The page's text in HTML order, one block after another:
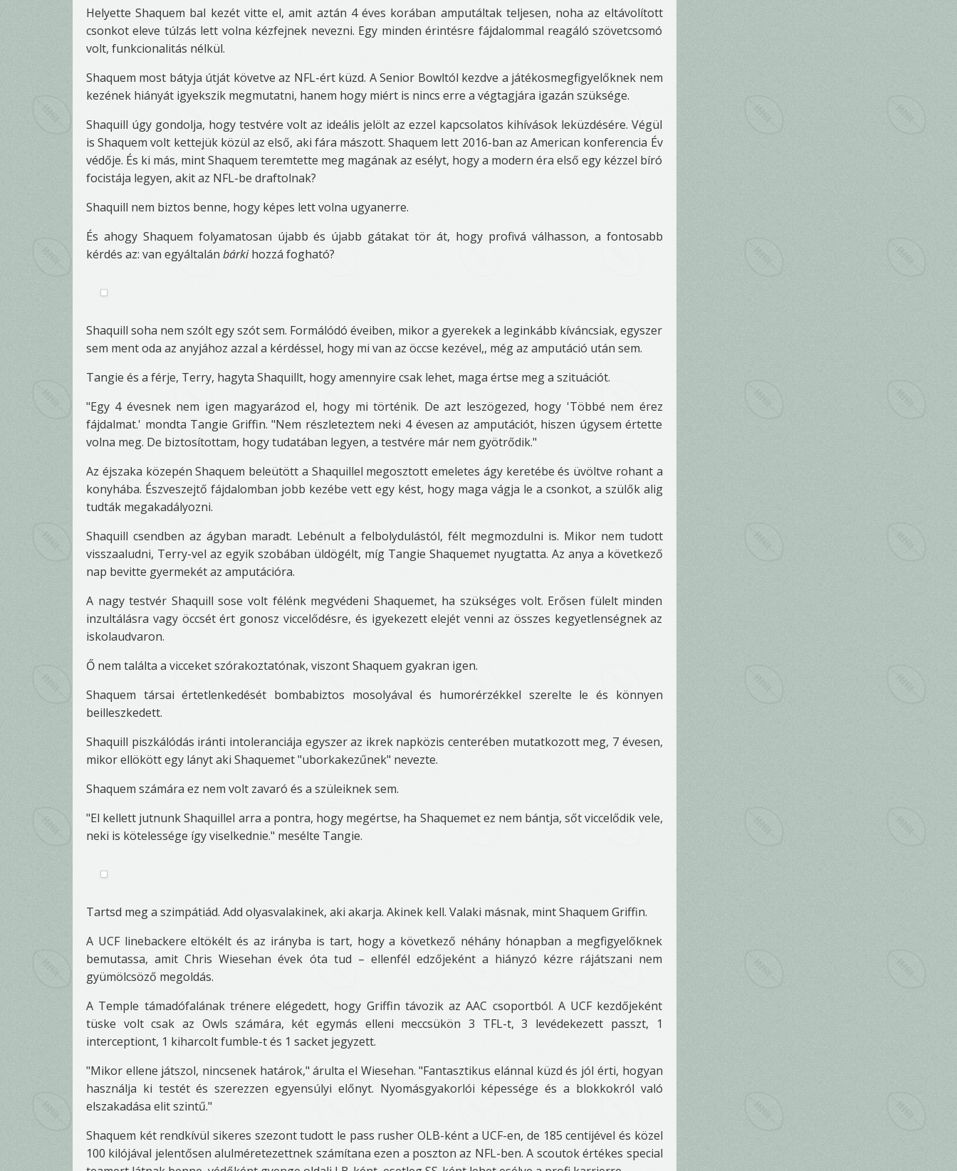
Helyette Shaquem bal kezét vitte el, amit aztán 4 éves korában amputáltak teljesen, noha az eltávolított
csonkot eleve túlzás lett volna kézfejnek nevezni. Egy minden érintésre fájdalommal reagáló szövetcsomó
volt, funkcionalitás nélkül.
Shaquem most bátyja útját követve az NFL-ért küzd. A Senior Bowltól kezdve a játékosmegfigyelőknek nem
kezének hiányát igyekszik megmutatni, hanem hogy miért is nincs erre a végtagjára igazán szüksége.
Shaquill úgy gondolja, hogy testvére volt az ideális jelölt az ezzel kapcsolatos kihívások leküzdésére. Végül
is Shaquem volt kettejük közül az első, aki fára mászott. Shaquem lett 2016-ban az American konferencia Év
védője. És ki más, mint Shaquem teremtette meg magának az esélyt, hogy a modern éra első egy kézzel bíró
focistája legyen, akit az NFL-be draftolnak?
Shaquill nem biztos benne, hogy képes lett volna ugyanerre.
És ahogy Shaquem folyamatosan újabb és újabb gátakat tör át, hogy profivá válhasson, a fontosabb
kérdés az: van egyáltalán bárkihozzá fogható?
Shaquill soha nem szólt egy szót sem. Formálódó éveiben, mikor a gyerekek a leginkább kíváncsiak, egyszer
sem ment oda az anyjához azzal a kérdéssel, hogy mi van az öccse kezével,, még az amputáció után sem.
Tangie és a férje, Terry, hagyta Shaquillt, hogy amennyire csak lehet, maga értse meg a szituációt.
"Egy 4 évesnek nem igen magyarázod el, hogy mi történik. De azt leszögezed, hogy 'Többé nem érez
fájdalmat.' mondta Tangie Griffin. "Nem részleteztem neki 4 évesen az amputációt, hiszen úgysem értette
volna meg. De biztosítottam, hogy tudatában legyen, a testvére már nem gyötrődik."
Az éjszaka közepén Shaquem beleütött a Shaquillel megosztott emeletes ágy keretébe és üvöltve rohant a
konyhába. Észveszejtő fájdalomban jobb kezébe vett egy kést, hogy maga vágja le a csonkot, a szülők alig
tudták megakadályozni.
Shaquill csendben az ágyban maradt. Lebénult a felbolydulástól, félt megmozdulni is. Mikor nem tudott
visszaaludni, Terry-vel az egyik szobában üldögélt, míg Tangie Shaquemet nyugtatta. Az anya a következő
nap bevitte gyermekét az amputációra.
A nagy testvér Shaquill sose volt félénk megvédeni Shaquemet, ha szükséges volt. Erősen fülelt minden
inzultálásra vagy öccsét ért gonosz viccelődésre, és igyekezett elejét venni az összes kegyetlenségnek az
iskolaudvaron.
Ő nem találta a vicceket szórakoztatónak, viszont Shaquem gyakran igen.
Shaquem társai értetlenkedését bombabiztos mosolyával és humorérzékkel szerelte le és könnyen
beilleszkedett.
Shaquill piszkálódás iránti intoleranciája egyszer az ikrek napközis centerében mutatkozott meg, 7 évesen,
mikor ellökött egy lányt aki Shaquemet "uborkakezűnek" nevezte.
Shaquem számára ez nem volt zavaró és a szüleiknek sem.
"El kellett jutnunk Shaquillel arra a pontra, hogy megértse, ha Shaquemet ez nem bántja, sőt viccelődik vele,
neki is kötelessége így viselkednie." mesélte Tangie.
Tartsd meg a szimpátiád. Add olyasvalakinek, aki akarja. Akinek kell. Valaki másnak, mint Shaquem Griffin.
A UCF linebackere eltökélt és az irányba is tart, hogy a következő néhány hónapban a megfigyelőknek
bemutassa, amit Chris Wiesehan évek óta tud – ellenfél edzőjeként a hiányzó kézre rájátszani nem
gyümölcsöző megoldás.
A Temple támadófalának trénere elégedett, hogy Griffin távozik az AAC csoportból. A UCF kezdőjeként
tüske volt csak az Owls számára, két egymás elleni meccsükön 3 TFL-t, 3 levédekezett passzt, 1
interceptiont, 1 kiharcolt fumble-t és 1 sacket jegyzett.
"Mikor ellene játszol, nincsenek határok," árulta el Wiesehan. "Fantasztikus elánnal küzd és jól érti, hogyan
használja ki testét és szerezzen egyensúlyi előnyt. Nyomásgyakorlói képessége és a blokkokról való
elszakadása elit szintű."
Shaquem két rendkívül sikeres szezont tudott le pass rusher OLB-ként a UCF-en, de 185 centijével és közel
100 kilójával jelentősen alulméretezettnek számítana ezen a poszton az NFL-ben. A scoutok értékes special